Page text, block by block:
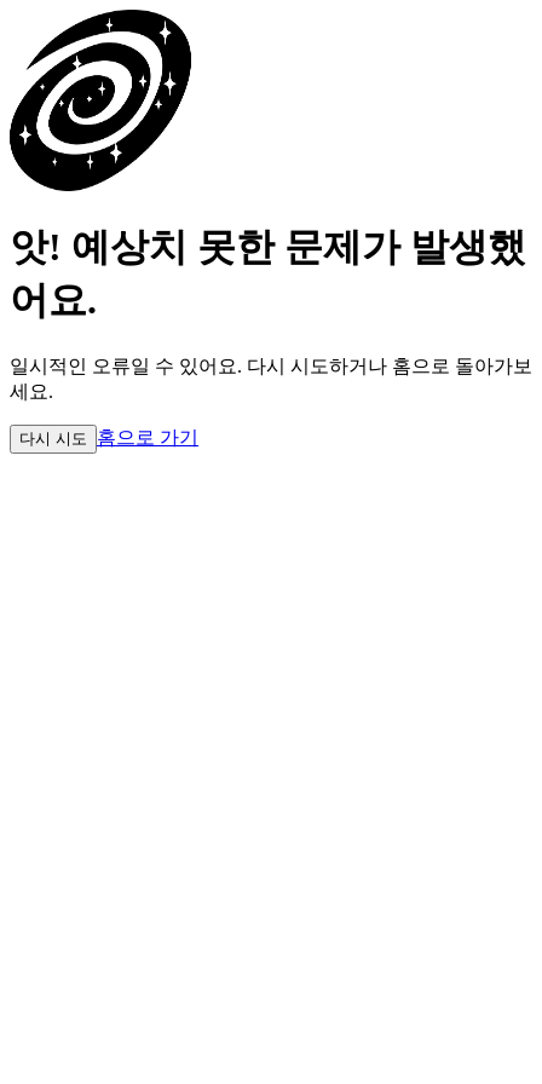
앗! 예상치 못한 문제가 발생했
어요.
일시적인 오류일 수 있어요. 다시 시도하거나 홈으로 돌아가보
세요.
다시 시도 홈으로 가기